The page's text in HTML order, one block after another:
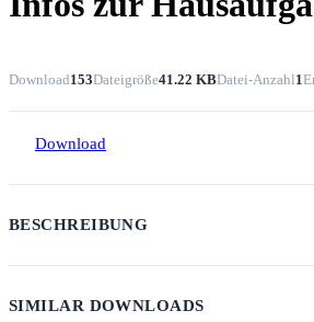
Download153Dateigröße41.22 KBDatei-Anzahl1
Download
BESCHREIBUNG
SIMILAR DOWNLOADS